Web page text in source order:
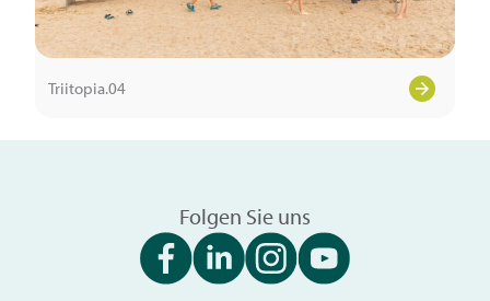
Triitopia.04
Folgen Sie uns